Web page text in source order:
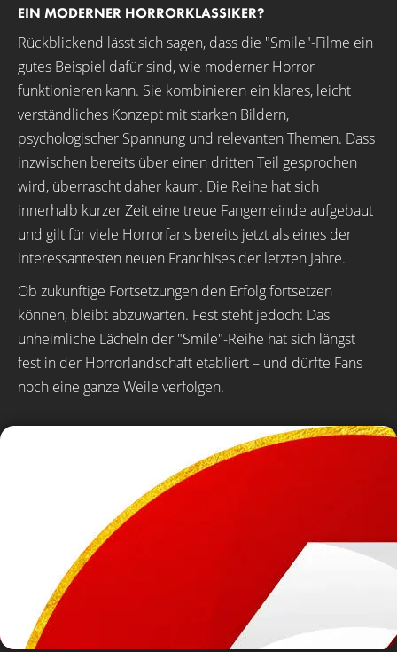
EIN MODERNER HORRORKLASSIKER?
Rückblickend lässt sich sagen, dass die "Smile"-Filme ein
gutes Beispiel dafür sind, wie moderner Horror
funktionieren kann. Sie kombinieren ein klares, leicht
verständliches Konzept mit starken Bildern,
psychologischer Spannung und relevanten Themen. Dass
inzwischen bereits über einen dritten Teil gesprochen
wird, überrascht daher kaum. Die Reihe hat sich
innerhalb kurzer Zeit eine treue Fangemeinde aufgebaut
und gilt für viele Horrorfans bereits jetzt als eines der
interessantesten neuen Franchises der letzten Jahre.
Ob zukünftige Fortsetzungen den Erfolg fortsetzen
können, bleibt abzuwarten. Fest steht jedoch: Das
unheimliche Lächeln der "Smile"-Reihe hat sich längst
fest in der Horrorlandschaft etabliert – und dürfte Fans
noch eine ganze Weile verfolgen.